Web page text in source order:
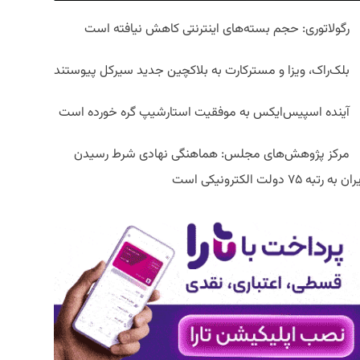
رگولاتوری: حجم بسته‌های اینترنتی کاهش نیافته است
بلک‌راک، ویزا و مسترکارت به بلاکچین جدید سیرکل پیوستند
آینده اسپیس‌ایکس به موفقیت استارشیپ گره خورده است
مرکز پژوهش‌های مجلس: هماهنگی نهادی شرط رسیدن
به رتبه ۷۵ دولت الکترونیکی است